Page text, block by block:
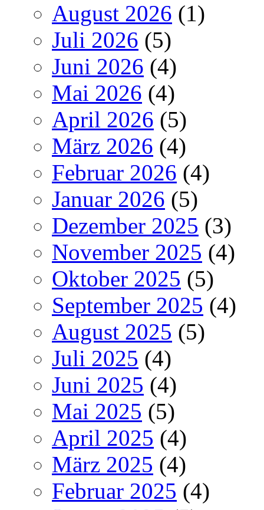
August 2026 (1)
Juli 2026 (5)
Juni 2026 (4)
Mai 2026 (4)
April 2026 (5)
März 2026 (4)
Februar 2026 (4)
Januar 2026 (5)
Dezember 2025 (3)
November 2025 (4)
Oktober 2025 (5)
September 2025 (4)
August 2025 (5)
Juli 2025 (4)
Juni 2025 (4)
Mai 2025 (5)
April 2025 (4)
März 2025 (4)
Februar 2025 (4)